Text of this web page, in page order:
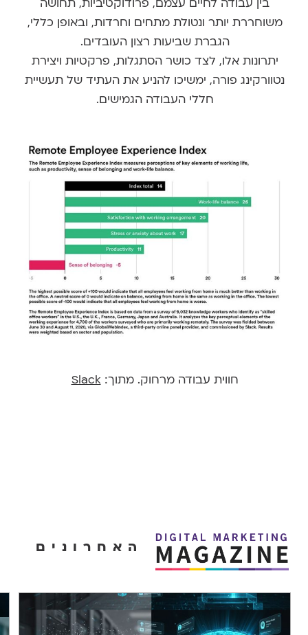
בין עבודה לחיים עצמם, פרודוקטיביות, תחושה
משוחררת יותר ונטולת מתחים וחרדות, ובאופן כללי,
הגברת שביעות רצון העובדים.
יתרונות אלו, לצד כושר הסתגלות, פרקטיות ויצירת
נטוורקינג פורה, ימשיכו להניע את העתיד של תעשיית
חללי העבודה הגמישים.
חווית עבודה מרחוק. מתוך:Slack
האחרונים